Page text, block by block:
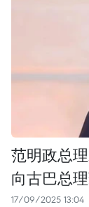
范明政总
向古巴总
17/09/2025 13:04